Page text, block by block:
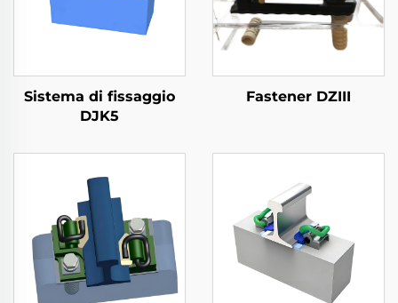
Sistema di fissaggio
DJK5
Fastener DZIII